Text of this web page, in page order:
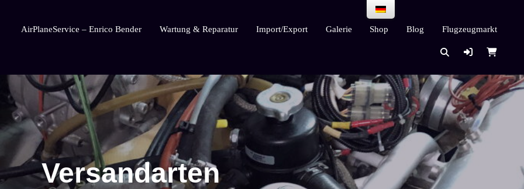
AirPlaneService – Enrico Bender Wartung & Reparatur Import/Export Galerie Shop Blog Flugzeugmarkt
Versandarten